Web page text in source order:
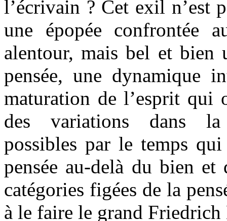
l’écrivain ? Cet exil n’est
une épopée confrontée
alentour, mais bel et bien
pensée, une dynamique
maturation de l’esprit qui
des variations dans la
possibles par le temps
pensée au-delà du bien
catégories figées de la
à le faire le grand Friedrich